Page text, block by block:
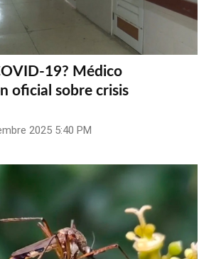
19? Médico
oficial sobre crisis
2025 5:40 PM